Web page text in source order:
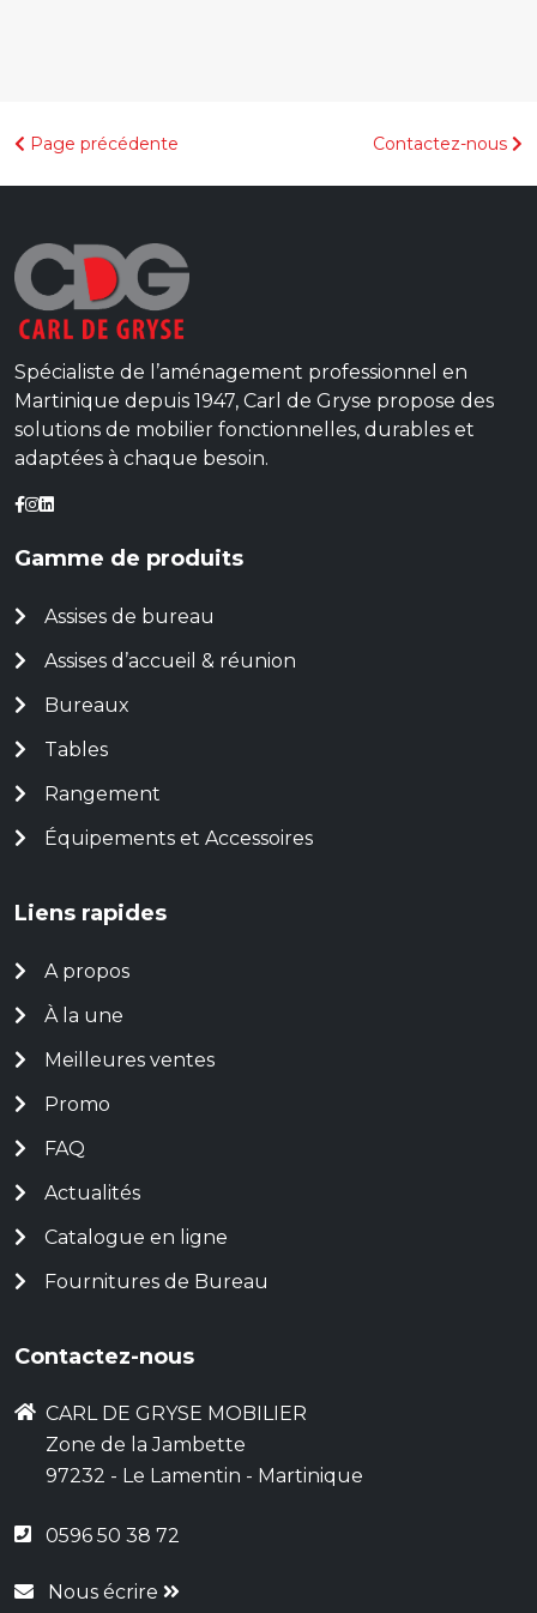
Page précédente Contactez-nous
Spécialiste de l’aménagement professionnel en
Martinique depuis 1947, Carl de Gryse propose des
solutions de mobilier fonctionnelles, durables et
adaptées à chaque besoin.
Gamme de produits
Assises de bureau
Assises d’accueil & réunion
Bureaux
Tables
Rangement
Équipements et Accessoires
Liens rapides
A propos
À la une
Meilleures ventes
Promo
FAQ
Actualités
Catalogue en ligne
Fournitures de Bureau
Contactez-nous
CARL DE GRYSE MOBILIER
Zone de la Jambette
97232 - Le Lamentin - Martinique
0596 50 38 72
Nous écrire